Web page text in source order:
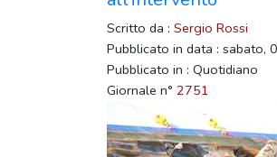
Scritto da : Sergio Rossi
Pubblicato in data : sabato,
Pubblicato in : Quotidiano
Giornale n° 2751